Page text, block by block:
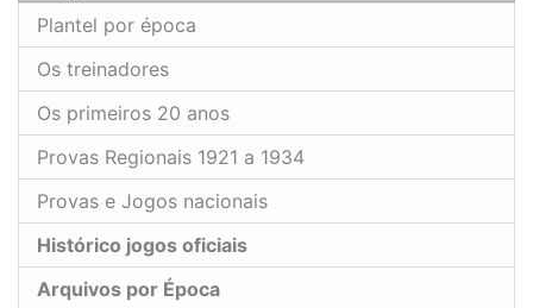
Plantel por época
Os treinadores
Os primeiros 20 anos
Provas Regionais 1921 a 1934
Provas e Jogos nacionais
Histórico jogos oficiais
Arquivos por Época